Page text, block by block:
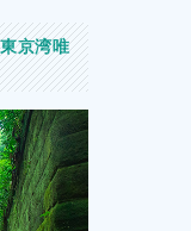
京湾唯